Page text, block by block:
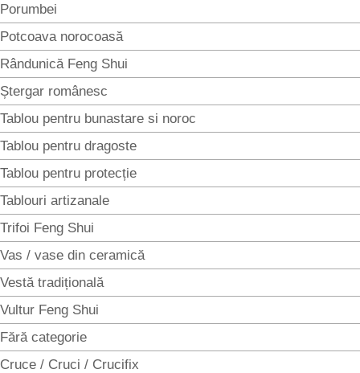
Porumbei
Potcoava norocoasă
Rândunică Feng Shui
Ștergar românesc
Tablou pentru bunastare si noroc
Tablou pentru dragoste
Tablou pentru protecție
Tablouri artizanale
Trifoi Feng Shui
Vas / vase din ceramică
Vestă tradițională
Vultur Feng Shui
Fără categorie
Cruce / Cruci / Crucifix